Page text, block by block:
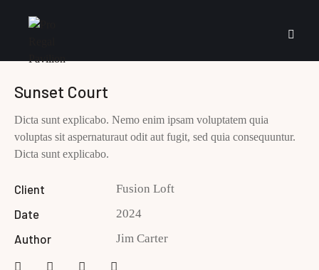
Sunset Court
Dicta sunt explicabo. Nemo enim ipsam voluptatem quia
voluptas sit aspernaturaut odit aut fugit, sed quia consequuntur.
Dicta sunt explicabo.
Client Fusion Loft
Date 2024
Author Jim Carter